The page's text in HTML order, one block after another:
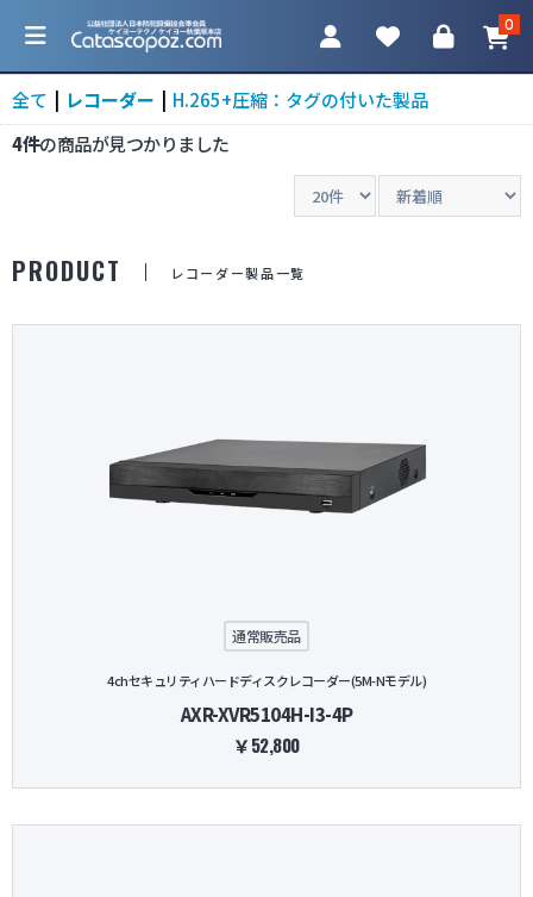
0
全て レコーダー
H.265+圧縮：タグの付いた製品
4件の商品が見つかりました
PRODUCT レコーダー製品一覧
通常販売品
4chセキュリティハードディスクレコーダー(5M-Nモデル)
AXR-XVR5104H-I3-4P
￥52,800
防犯カメラ
アクセサリ
お気に入り